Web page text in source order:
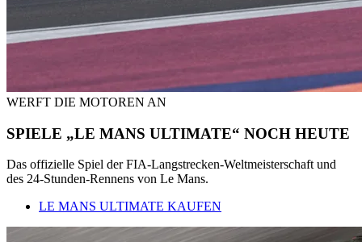
WERFT DIE MOTOREN AN
SPIELE „LE MANS ULTIMATE“ NOCH HEUTE
Das offizielle Spiel der FIA-Langstrecken-Weltmeisterschaft und
des 24-Stunden-Rennens von Le Mans.
LE MANS ULTIMATE KAUFEN